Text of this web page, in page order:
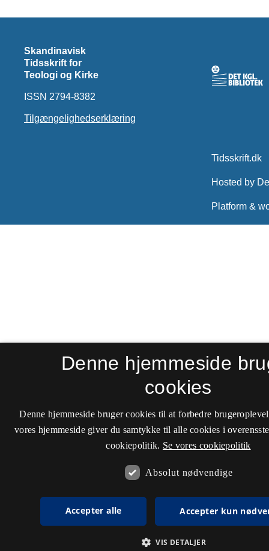
Skandinavisk
Tidsskrift for
Teologi og Kirke
ISSN 2794-8382
Tilgængelighedserklæring
Denne hjemmeside
cookies
Denne hjemmeside bruger cookies til at forbedre
vores hjemmeside giver du samtykke til alle cookies i
cookiepolitik. Se vores cookiepolitik
Absolut nødvendige
Accepter alle Accepter kun
VIS DETALJER